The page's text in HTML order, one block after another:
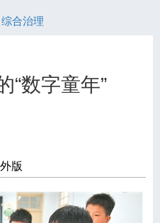
综合治理
“数字童年”
版